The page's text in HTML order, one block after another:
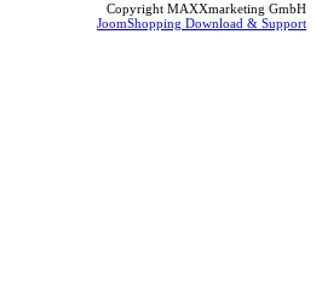
Copyright MAXXmarketing GmbH
JoomShopping Download & Support